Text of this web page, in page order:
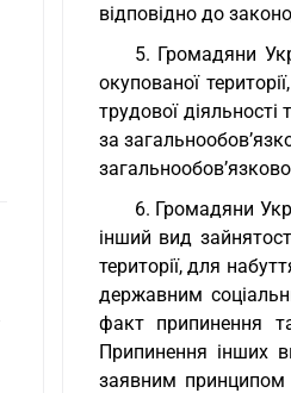
відповідно до
5. Громадяни
окупованої
трудової
за
6. Громадяни
інший вид
території, для
державним
факт припинення
Припинення інших
заявним принципом